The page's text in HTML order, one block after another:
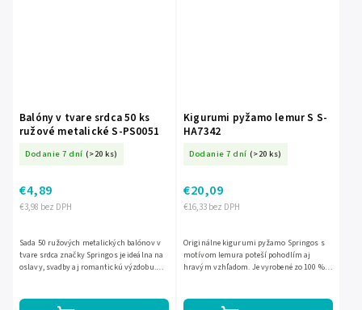
Balóny v tvare srdca 50 ks
ružové metalické S-PS0051
Dodanie 7 dní (>20 ks)
€3,98 bez DPH
€4,89
Sada 50 ružových metalických balónov v
tvare srdca značky Springos je ideálna na
oslavy, svadby aj romantickú výzdobu.
Kigurumi pyžamo lemur S S-
HA7342
Dodanie 7 dní (>20 ks)
€16,33 bez DPH
€20,09
Originálne kigurumi pyžamo Springos s
motívom lemura poteší pohodlím aj
hravým vzhľadom. Je vyrobené zo 100 %